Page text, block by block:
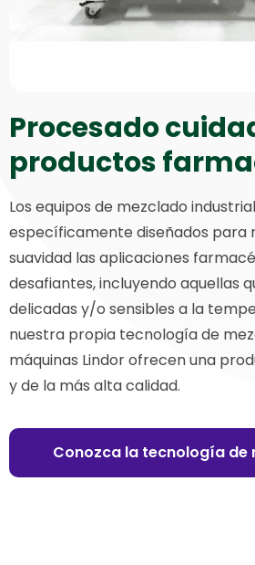
Procesado
productos
Los equipos de mezclado
específicamente diseñados para
suavidad las aplicaciones
desafiantes, incluyendo aquellas
delicadas y/o sensibles a la
nuestra propia tecnología de
máquinas Lindor ofrecen una
y de la más alta calidad.
Conozca la tecnología de